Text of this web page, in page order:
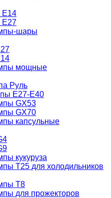
Е14
Е27
шары
мощные
Руль
E27-E40
GX53
GX70
капсульные
кукуруза
T25 для холодильников
T8
для прожекторов